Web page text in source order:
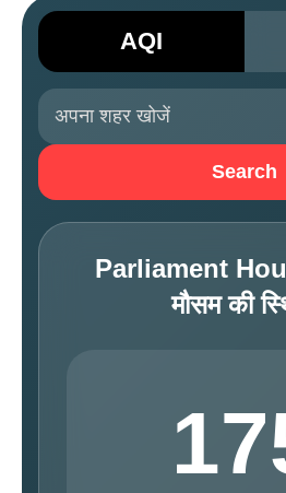
AQI
Search
Parliament
मौसम की